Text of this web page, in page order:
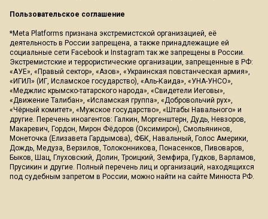
Пользовательское соглашение
*Meta Platforms признана экстремистской организацией, её
деятельность в России запрещена, а также принадлежащие ей
социальные сети Facebook и Instagram так же запрещены в России.
Экстремистские и террористические организации, запрещенные в РФ:
«АУЕ», «Правый сектор», «Азов», «Украинская повстанческая армия»,
«ИГИЛ» (ИГ, Исламское государство), «Аль-Каида», «УНА-УНСО»,
«Меджлис крымско-татарского народа», «Свидетели Иеговы»,
«Движение Талибан», «Исламская группа», «Добровольчий рух»,
«Чёрный комитет», «Мужское государство», «Штабы Навального» и
другие. Перечень иноагентов: Галкин, Моргенштерн, Дудь, Невзоров,
Макаревич, Гордон, Мирон Фёдоров (Оксимирон), Смольянинов,
Монеточка (Елизавета Гардымова), ФБК, Навальный, Голос Америки,
Дождь, Медуза, Верзилов, Толоконникова, Понасенков, Пивоваров,
Быков, Шац, Глуховский, Долин, Троицкий, Земфира, Гудков, Варламов,
Прусикин и другие. Полный перечень лиц и организаций, находящихся
под судебным запретом в России, можно найти на сайте Минюста РФ.